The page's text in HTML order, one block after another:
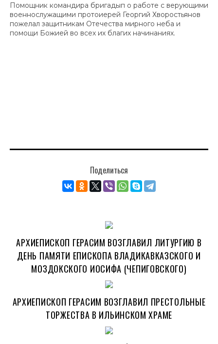
Помощник командира бригадып о работе с верующими
военнослужащими протоиерей Георгий Хворостьянов
пожелал защитникам Отечества мирного неба и
помощи Божией во всех их благих начинаниях.
Поделиться
АРХИЕПИСКОП ГЕРАСИМ ВОЗГЛАВИЛ ЛИТУРГИЮ В
ДЕНЬ ПАМЯТИ ЕПИСКОПА ВЛАДИКАВКАЗСКОГО И
МОЗДОКСКОГО ИОСИФА (ЧЕПИГОВСКОГО)
АРХИЕПИСКОП ГЕРАСИМ ВОЗГЛАВИЛ ПРЕСТОЛЬНЫЕ
ТОРЖЕСТВА В ИЛЬИНСКОМ ХРАМЕ